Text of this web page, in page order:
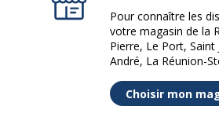
Pour connaître les
votre magasin de la
Pierre, Le Port, Saint
André, La Réunion-
Choisir mon